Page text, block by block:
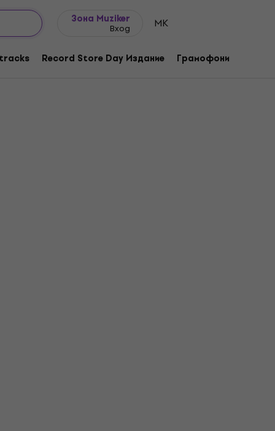
Зона Muziker
Вход MK
Record Store Day Издание Грамофони